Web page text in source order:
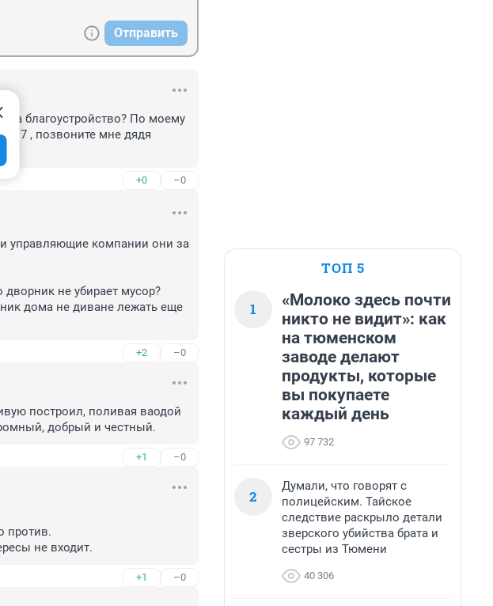
Отправить
на благоустройство? По моему
, позвоните мне дядя
+0 –0
управляющие компании они за
дворник не убирает мусор?
дома не диване лежать еще
+2 –0
построил, поливая ваодой
добрый и честный.
+1 –0
против.
не входит.
+1 –0
ТОП 5
1
«Молоко здесь почти
никто не видит»: как
на тюменском
заводе делают
продукты, которые
вы покупаете
каждый день
97 732
2
Думали, что говорят с
полицейским. Тайское
следствие раскрыло детали
зверского убийства брата и
сестры из Тюмени
40 306